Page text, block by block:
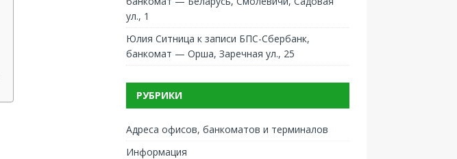
ул., 1
Юлия Ситница к записи БПС-Сбербанк,
банкомат — Орша, Заречная ул., 25
РУБРИКИ
Адреса офисов, банкоматов и терминалов
Информация